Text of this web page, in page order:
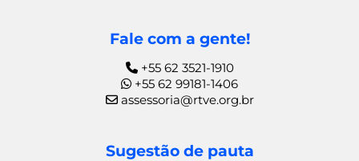
Fale com a gente!
+55 62 3521-1910
+55 62 99181-1406
assessoria@rtve.org.br
Sugestão de pauta